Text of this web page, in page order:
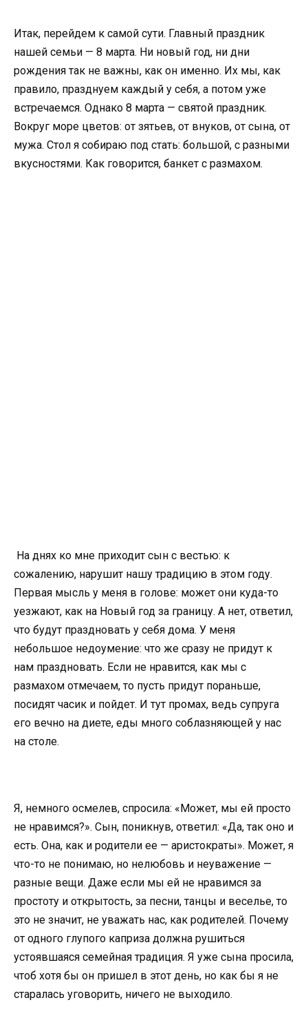
Итак, перейдем к самой сути. Главный праздник
нашей семьи — 8 марта. Ни новый год, ни дни
рождения так не важны, как он именно. Их мы, как
правило, празднуем каждый у себя, а потом уже
встречаемся. Однако 8 марта — святой праздник.
Вокруг море цветов: от зятьев, от внуков, от сына, от
мужа. Стол я собираю под стать: большой, с разными
вкусностями. Как говорится, банкет с размахом.
На днях ко мне приходит сын с вестью: к
сожалению, нарушит нашу традицию в этом году.
Первая мысль у меня в голове: может они куда-то
уезжают, как на Новый год за границу. А нет, ответил,
что будут праздновать у себя дома. У меня
небольшое недоумение: что же сразу не придут к
нам праздновать. Если не нравится, как мы с
размахом отмечаем, то пусть придут пораньше,
посидят часик и пойдет. И тут промах, ведь супруга
его вечно на диете, еды много соблазняющей у нас
на столе.
Я, немного осмелев, спросила: «Может, мы ей просто
не нравимся?». Сын, поникнув, ответил: «Да, так оно и
есть. Она, как и родители ее — аристократы». Может, я
что-то не понимаю, но нелюбовь и неуважение —
разные вещи. Даже если мы ей не нравимся за
простоту и открытость, за песни, танцы и веселье, то
это не значит, не уважать нас, как родителей. Почему
от одного глупого каприза должна рушиться
устоявшаяся семейная традиция. Я уже сына просила,
чтоб хотя бы он пришел в этот день, но как бы я не
старалась уговорить, ничего не выходило.